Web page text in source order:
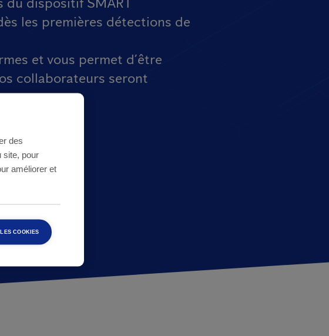
les premières détections de
et vous permet d’être
collaborateurs seront
des
site, pour
améliorer et
COOKIES